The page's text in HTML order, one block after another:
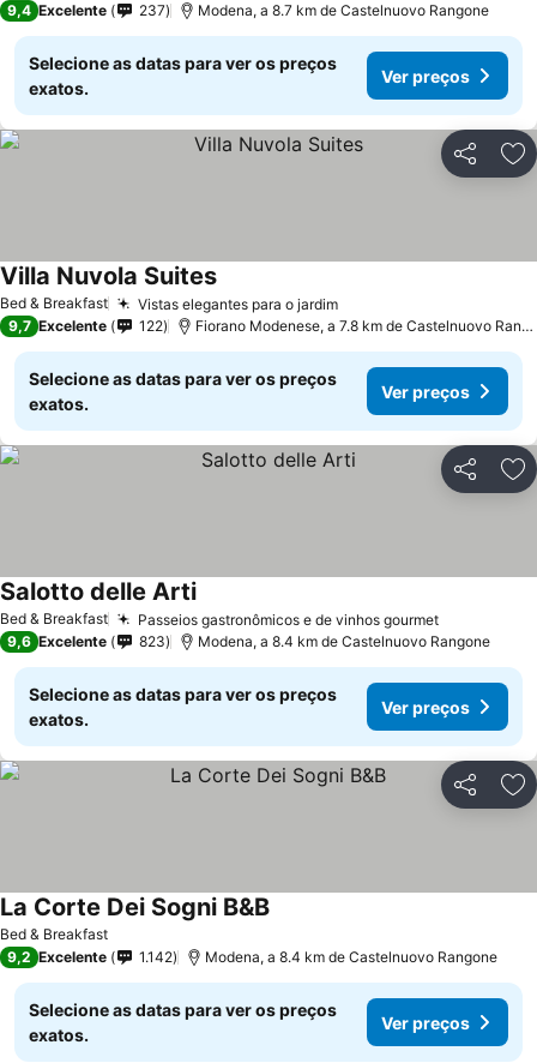
9,4 Excelente 237 Modena, a 8.7 km de Castelnuovo Rangone
Selecione as datas para ver os preços
exatos.
Ver preços
Partilhar
Bed & Breakfast Vistas elegantes para o jardimVer preços
Villa Nuvola SuitesVer preços
9,7 Excelente 122 Fiorano Modenese, a 7.8 km de Castelnuovo
Selecione as datas para ver os preços
exatos.
Ver preços
Partilhar
Bed & Breakfast Passeios gastronômicos e de vinhos gourmetVer preços
Salotto delle ArtiVer preços
9,6 Excelente 823 Modena, a 8.4 km de Castelnuovo Rangone
Selecione as datas para ver os preços
exatos.
Ver preços
Partilhar
Bed & Breakfast
La Corte Dei Sogni B&BVer preços
9,2 Excelente 1.142 Modena, a 8.4 km de Castelnuovo Rangone
Selecione as datas para ver os preços
exatos.
Ver preços